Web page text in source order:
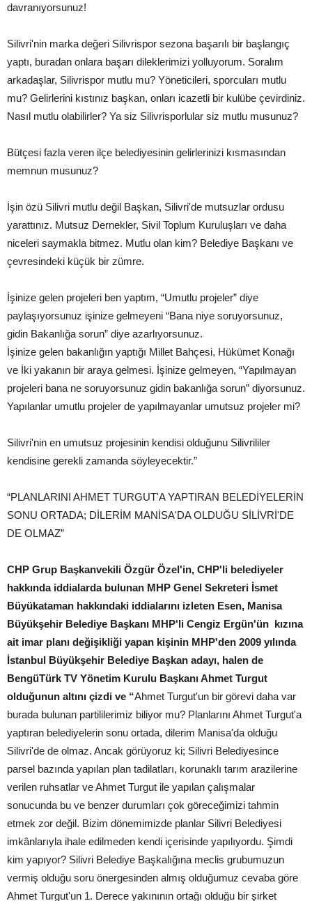
davranıyorsunuz!
Silivri'nin marka değeri Silivrispor sezona başarılı bir başlangıç
yaptı, buradan onlara başarı dileklerimizi yolluyorum. Soralım
arkadaşlar, Silivrispor mutlu mu? Yöneticileri, sporcuları mutlu
mu? Gelirlerini kıstınız başkan, onları icazetli bir kulübe çevirdiniz.
Nasıl mutlu olabilirler? Ya siz Silivrisporlular siz mutlu musunuz?
Bütçesi fazla veren ilçe belediyesinin gelirlerinizi kısmasından
memnun musunuz?
İşin özü Silivri mutlu değil Başkan, Silivri'de mutsuzlar ordusu
yarattınız. Mutsuz Dernekler, Sivil Toplum Kuruluşları ve daha
niceleri saymakla bitmez. Mutlu olan kim? Belediye Başkanı ve
çevresindeki küçük bir zümre.
İşinize gelen projeleri ben yaptım, “Umutlu projeler” diye
paylaşıyorsunuz işinize gelmeyeni “Bana niye soruyorsunuz,
gidin Bakanlığa sorun” diye azarlıyorsunuz.
İşinize gelen bakanlığın yaptığı Millet Bahçesi, Hükümet Konağı
ve İki yakanın bir araya gelmesi. İşinize gelmeyen, “Yapılmayan
projeleri bana ne soruyorsunuz gidin bakanlığa sorun” diyorsunuz.
Yapılanlar umutlu projeler de yapılmayanlar umutsuz projeler mi?
Silivri'nin en umutsuz projesinin kendisi olduğunu Silivrililer
kendisine gerekli zamanda söyleyecektir.”
“PLANLARINI AHMET TURGUT'A YAPTIRAN BELEDİYELERİN
SONU ORTADA; DİLERİM MANİSA'DA OLDUĞU SİLİVRİ'DE
DE OLMAZ”
CHP Grup Başkanvekili Özgür Özel'in, CHP'li belediyeler
hakkında iddialarda bulunan MHP Genel Sekreteri İsmet
Büyükataman hakkındaki iddialarını izleten Esen, Manisa
Büyükşehir Belediye Başkanı MHP'li Cengiz Ergün'ün kızına
ait imar planı değişikliği yapan kişinin MHP'den 2009 yılında
İstanbul Büyükşehir Belediye Başkan adayı, halen de
BengüTürk TV Yönetim Kurulu Başkanı Ahmet Turgut
olduğunun altını çizdi ve “Ahmet Turgut'un bir görevi daha var
burada bulunan partililerimiz biliyor mu? Planlarını Ahmet Turgut'a
yaptıran belediyelerin sonu ortada, dilerim Manisa'da olduğu
Silivri'de de olmaz. Ancak görüyoruz ki; Silivri Belediyesince
parsel bazında yapılan plan tadilatları, korunaklı tarım arazilerine
verilen ruhsatlar ve Ahmet Turgut ile yapılan çalışmalar
sonucunda bu ve benzer durumları çok göreceğimizi tahmin
etmek zor değil. Bizim dönemimizde planlar Silivri Belediyesi
imkânlarıyla ihale edilmeden kendi içerisinde yapılıyordu. Şimdi
kim yapıyor? Silivri Belediye Başkalığına meclis grubumuzun
vermiş olduğu soru önergesinden almış olduğumuz cevaba göre
Ahmet Turgut'un 1. Derece yakınının ortağı olduğu bir şirket